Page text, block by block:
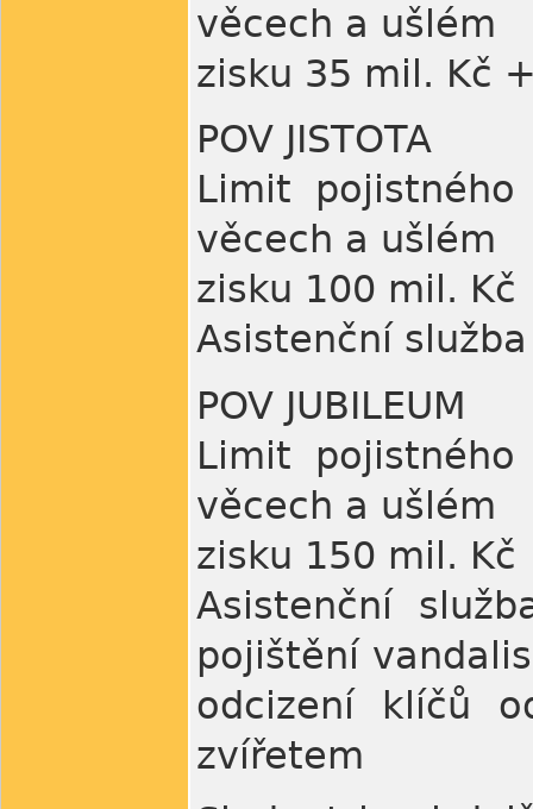
věcech a ušlém
zisku 35 mil. Kč
POV JISTOTA
Limit
věcech a ušlém
zisku 100 mil. Kč
Asistenční
POV JUBILEUM
Limit
věcech a ušlém
zisku 150 mil. Kč
Asistenční
pojištění
odcizení klíčů
zvířetem